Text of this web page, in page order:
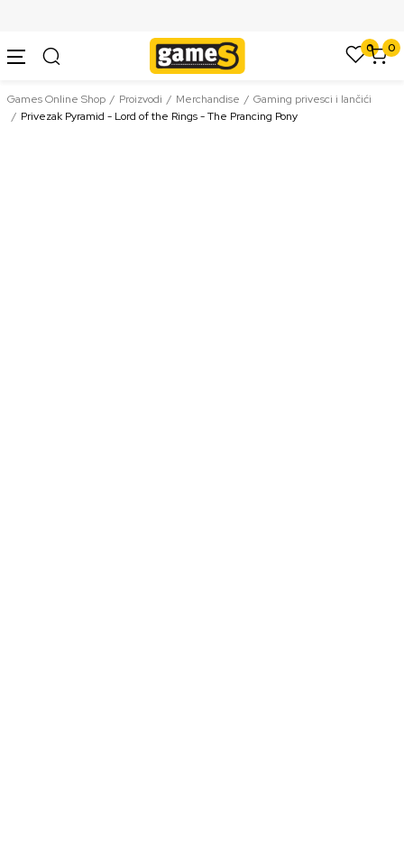
0 0
Games Online Shop Proizvodi Merchandise
Gaming privesci i lančići
Privezak Pyramid - Lord of the Rings - The Prancing Pony